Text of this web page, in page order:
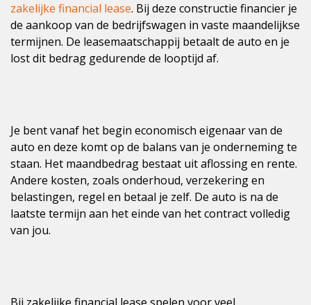
zakelijke financial lease. Bij deze constructie financier je
de aankoop van de bedrijfswagen in vaste maandelijkse
termijnen. De leasemaatschappij betaalt de auto en je
lost dit bedrag gedurende de looptijd af.
Je bent vanaf het begin economisch eigenaar van de
auto en deze komt op de balans van je onderneming te
staan. Het maandbedrag bestaat uit aflossing en rente.
Andere kosten, zoals onderhoud, verzekering en
belastingen, regel en betaal je zelf. De auto is na de
laatste termijn aan het einde van het contract volledig
van jou.